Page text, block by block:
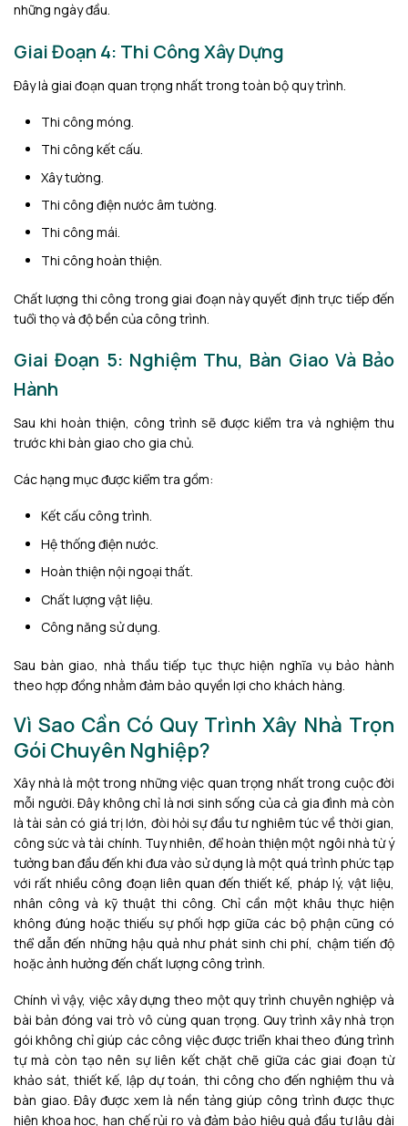
những ngày đầu.
Giai Đoạn 4: Thi Công Xây Dựng
Đây là giai đoạn quan trọng nhất trong toàn bộ quy trình.
Thi công móng.
Thi công kết cấu.
Xây tường.
Thi công điện nước âm tường.
Thi công mái.
Thi công hoàn thiện.
Chất lượng thi công trong giai đoạn này quyết định trực tiếp đến
tuổi thọ và độ bền của công trình.
Giai Đoạn 5: Nghiệm Thu, Bàn Giao Và Bảo
Hành
Sau khi hoàn thiện, công trình sẽ được kiểm tra và nghiệm thu
trước khi bàn giao cho gia chủ.
Các hạng mục được kiểm tra gồm:
Kết cấu công trình.
Hệ thống điện nước.
Hoàn thiện nội ngoại thất.
Chất lượng vật liệu.
Công năng sử dụng.
Sau bàn giao, nhà thầu tiếp tục thực hiện nghĩa vụ bảo hành
theo hợp đồng nhằm đảm bảo quyền lợi cho khách hàng.
Vì Sao Cần Có Quy Trình Xây Nhà Trọn
Gói Chuyên Nghiệp?
Xây nhà là một trong những việc quan trọng nhất trong cuộc đời
mỗi người. Đây không chỉ là nơi sinh sống của cả gia đình mà còn
là tài sản có giá trị lớn, đòi hỏi sự đầu tư nghiêm túc về thời gian,
công sức và tài chính. Tuy nhiên, để hoàn thiện một ngôi nhà từ ý
tưởng ban đầu đến khi đưa vào sử dụng là một quá trình phức tạp
với rất nhiều công đoạn liên quan đến thiết kế, pháp lý, vật liệu,
nhân công và kỹ thuật thi công. Chỉ cần một khâu thực hiện
không đúng hoặc thiếu sự phối hợp giữa các bộ phận cũng có
thể dẫn đến những hậu quả như phát sinh chi phí, chậm tiến độ
hoặc ảnh hưởng đến chất lượng công trình.
Chính vì vậy, việc xây dựng theo một quy trình chuyên nghiệp và
bài bản đóng vai trò vô cùng quan trọng. Quy trình xây nhà trọn
gói không chỉ giúp các công việc được triển khai theo đúng trình
tự mà còn tạo nên sự liên kết chặt chẽ giữa các giai đoạn từ
khảo sát, thiết kế, lập dự toán, thi công cho đến nghiệm thu và
bàn giao. Đây được xem là nền tảng giúp công trình được thực
hiện khoa học, hạn chế rủi ro và đảm bảo hiệu quả đầu tư lâu dài